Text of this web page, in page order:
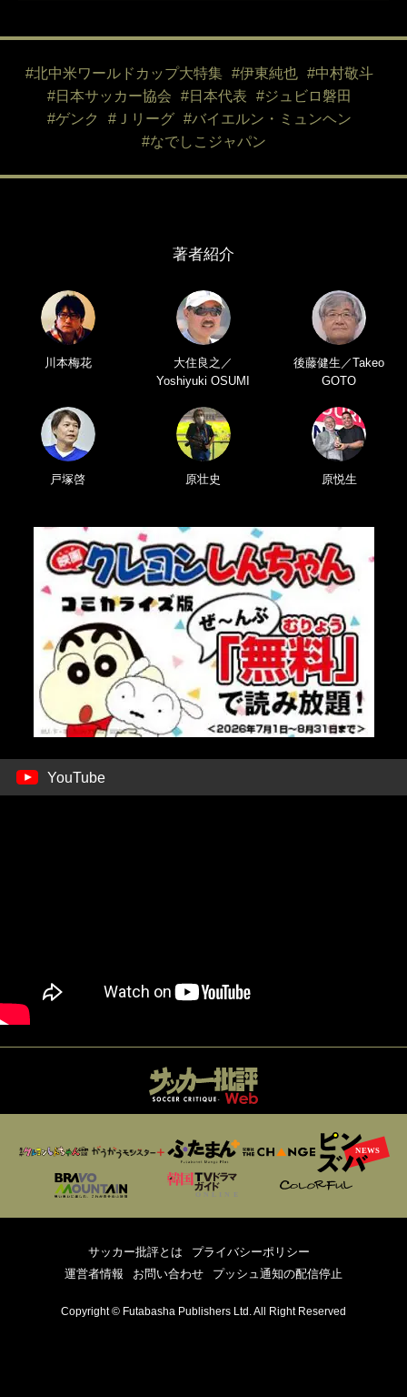
#北中米ワールドカップ大特集 #伊東純也
#中村敬斗
#日本サッカー協会
#日本代表
#ジュビロ磐田
#ゲンク
#Ｊリーグ
#バイエルン・ミュンヘン
#なでしこジャパン
著者紹介
川本梅花
大住良之／
Yoshiyuki OSUMI
後藤健生／Takeo
GOTO
戸塚啓 原壮史 原悦生
YouTube
サッカー批評とは
プライバシーポリシー
運営者情報
お問い合わせ プッシュ通知の配信停止
Copyright © Futabasha Publishers Ltd. All Right Reserved